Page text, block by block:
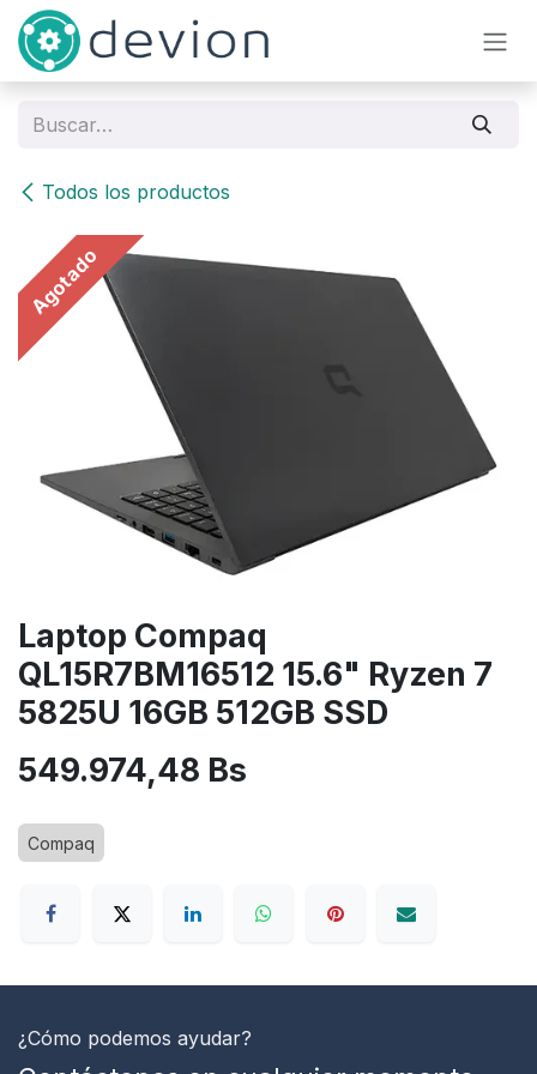
Ir al contenido
Todos los productos
Agotado
Laptop Compaq
QL15R7BM16512 15.6" Ryzen 7
5825U 16GB 512GB SSD
549.974,48 Bs
Compaq
¿Cómo podemos ayudar?